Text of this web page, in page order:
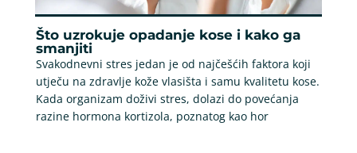
Što uzrokuje opadanje kose i kako ga
smanjiti
Svakodnevni stres jedan je od najčešćih faktora koji
utječu na zdravlje kože vlasišta i samu kvalitetu kose.
Kada organizam doživi stres, dolazi do povećanja
razine hormona kortizola, poznatog kao hor